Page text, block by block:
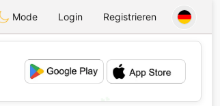
Mode Login Registrieren